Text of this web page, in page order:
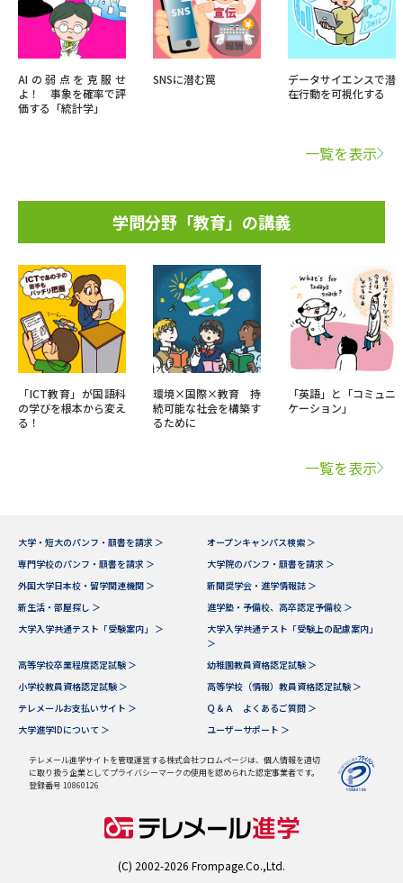
AIの弱点を克服せ
よ！ 事象を確率で評
価する「統計学」
SNSに潜む罠
データサイエンスで潜
在行動を可視化する
一覧を表示
学問分野「教育」の講義
「ICT教育」が国語科
の学びを根本から変え
る！
環境×国際×教育 持
続可能な社会を構築す
るために
「英語」と「コミュニ
ケーション」
一覧を表示
大学・短大のパンフ・願書を請求 ＞
オープンキャンパス検索 ＞
専門学校のパンフ・願書を請求 ＞
大学院のパンフ・願書を請求 ＞
外国大学日本校・留学関連機関 ＞
新聞奨学会・進学情報誌 ＞
新生活・部屋探し ＞
進学塾・予備校、高卒認定予備校 ＞
大学入学共通テスト「受験案内」 ＞
大学入学共通テスト「受験上の配慮案内」
＞
高等学校卒業程度認定試験 ＞
幼稚園教員資格認定試験 ＞
小学校教員資格認定試験 ＞
高等学校（情報）教員資格認定試験 ＞
テレメールお支払いサイト ＞
Ｑ＆Ａ よくあるご質問 ＞
大学進学IDについて ＞
ユーザーサポート ＞
テレメール進学サイトを管理運営する株式会社フロムページは、個人情報を適切
に取り扱う企業としてプライバシーマークの使用を認められた認定事業者です。
登録番号 10860126
(C) 2002-2026 Frompage.Co.,Ltd.